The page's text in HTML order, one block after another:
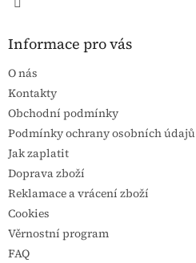
Informace pro vás
O nás
Kontakty
Obchodní podmínky
Podmínky ochrany osobních údajů
Jak zaplatit
Doprava zboží
Reklamace a vrácení zboží
Cookies
Věrnostní program
FAQ